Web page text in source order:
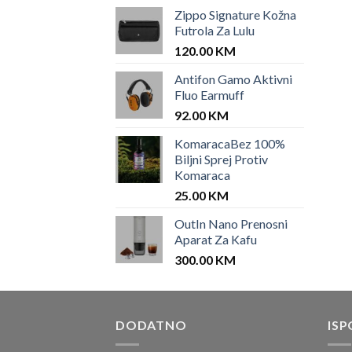
Zippo Signature Kožna
Futrola Za Lulu
120.00 KM
Antifon Gamo Aktivni
Fluo Earmuff
92.00 KM
KomaracaBez 100%
Biljni Sprej Protiv
Komaraca
25.00 KM
OutIn Nano Prenosni
Aparat Za Kafu
300.00 KM
DODATNO